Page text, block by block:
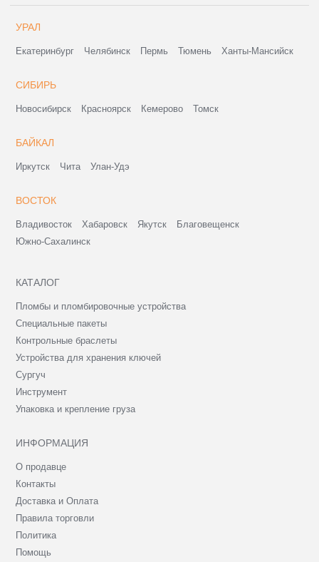
УРАЛ
Екатеринбург Челябинск Пермь Тюмень Ханты-Мансийск
СИБИРЬ
Новосибирск Красноярск Кемерово Томск
БАЙКАЛ
Иркутск Чита Улан-Удэ
ВОСТОК
Владивосток Хабаровск Якутск
Благовещенск
Южно-Сахалинск
КАТАЛОГ
Пломбы и пломбировочные устройства
Специальные пакеты
Контрольные браслеты
Устройства для хранения ключей
Сургуч
Инструмент
Упаковка и крепление груза
ИНФОРМАЦИЯ
О продавце
Контакты
Доставка и Оплата
Правила торговли
Политика
Помощь